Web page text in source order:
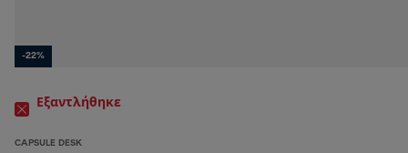
-22%
Εξαντλήθηκε
CAPSULE DESK